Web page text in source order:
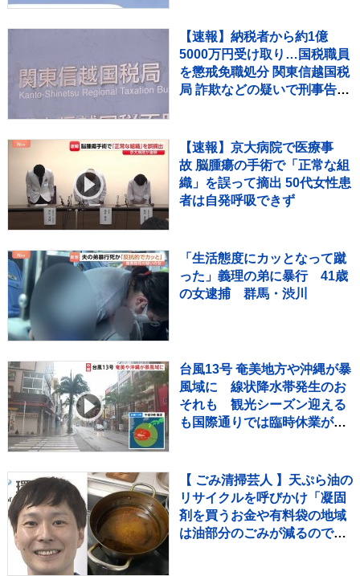
【速報】納税者から約1億
5000万円受け取り…国税職員
を懲戒免職処分 関東信越国税
局 詐欺などの疑いで刑事告発
【速報】京大病院で医療事
故 脳腫瘍の手術で「正常な組
織」を誤って摘出 50代女性患
者は自発呼吸できず
「生活態度にカッとなって蹴
った」義理の弟に暴行 41歳
の女逮捕 群馬・渋川
台風13号 奄美地方や沖縄が暴
風域に 線状降水帯発生のお
それも 観光シーズン迎える
も国際通りでは臨時休業が相
【 ごみ清掃芸人 】天ぷら油の
リサイクルを呼びかけ「凝固
剤を買うお金や有料袋の地域
は油部分のごみが減るので、